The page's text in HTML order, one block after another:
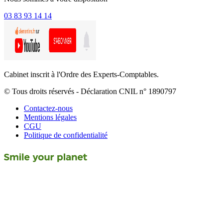
03 83 93 14 14
Cabinet inscrit à l'Ordre des Experts-Comptables.
© Tous droits réservés - Déclaration CNIL n° 1890797
Contactez-nous
Mentions légales
CGU
Politique de confidentialité